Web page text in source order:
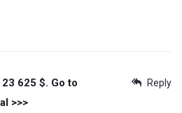
Reply
625 $. Gо tо
>>>